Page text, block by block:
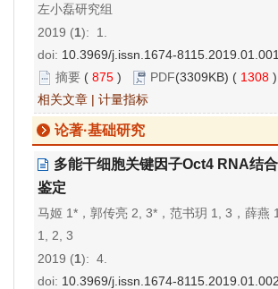
左小磊研究组
2019 (1): 1.
doi: 10.3969/j.issn.1674-8115.2019.01.001
摘要 ( 875 ) PDF(3309KB) ( 1308 )
相关文章 | 计量指标
论著·基础研究
多能干细胞关键因子Oct4 RNA结
鉴定
马姬 1*，郭传亮 2, 3*，范书玥 1, 3，薛燕
1, 2, 3
2019 (1): 4.
doi: 10.3969/j.issn.1674-8115.2019.01.002